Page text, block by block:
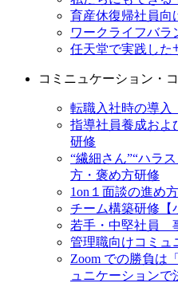
育産休復帰社員向
ワークライフバラ
任天堂で実践した
コミニュケーション・
転職入社時の導入
指導社員養成およ
研修
“繊細さん”“ハラ
方・褒め方研修
1on１面談の進め
チーム構築研修【
若手・中堅社員
管理職向けコミュ
Zoom での勝負は
ュニケーションで